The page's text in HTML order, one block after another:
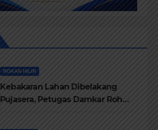
ROKAN HILIR
Kebakaran Lahan Dibelakang
Pujasera, Petugas Damkar Rohil